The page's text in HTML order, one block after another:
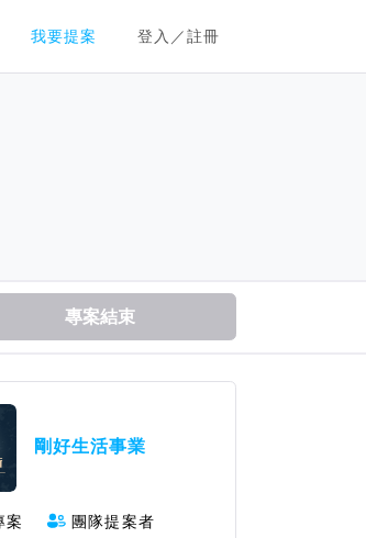
我要提案 登入／註冊
專案結束
剛好生活事業
案
團隊提案者